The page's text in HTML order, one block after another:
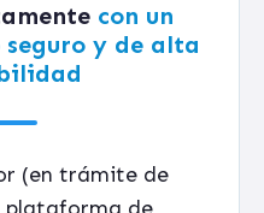
con un
y de alta
(en trámite de